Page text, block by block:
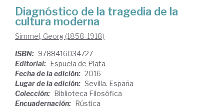
Diagnóstico de la tragedia de la
cultura moderna
Simmel, Georg (1858-1918)
ISBN: 9788416034727
Editorial: Espuela de Plata
Fecha de la edición: 2016
Lugar de la edición: Sevilla. España
Colección: Biblioteca Filosófica
Encuadernación: Rústica